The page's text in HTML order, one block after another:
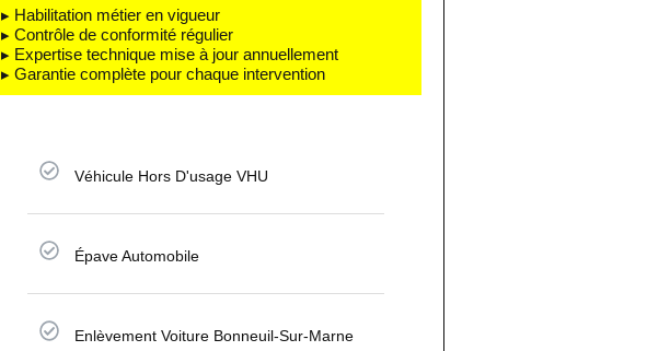
▸ Habilitation métier en vigueur
▸ Contrôle de conformité régulier
▸ Expertise technique mise à jour annuellement
▸ Garantie complète pour chaque intervention
Véhicule Hors D'usage VHU
Épave Automobile
Enlèvement Voiture Bonneuil-Sur-Marne